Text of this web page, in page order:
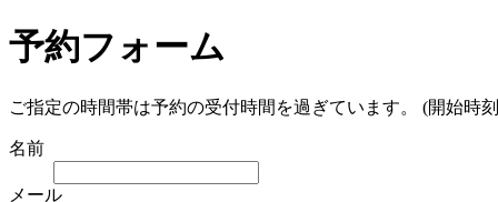
予約フォーム
ご指定の時間帯は予約の受付時間を過ぎています。 (開始時
名前
メール